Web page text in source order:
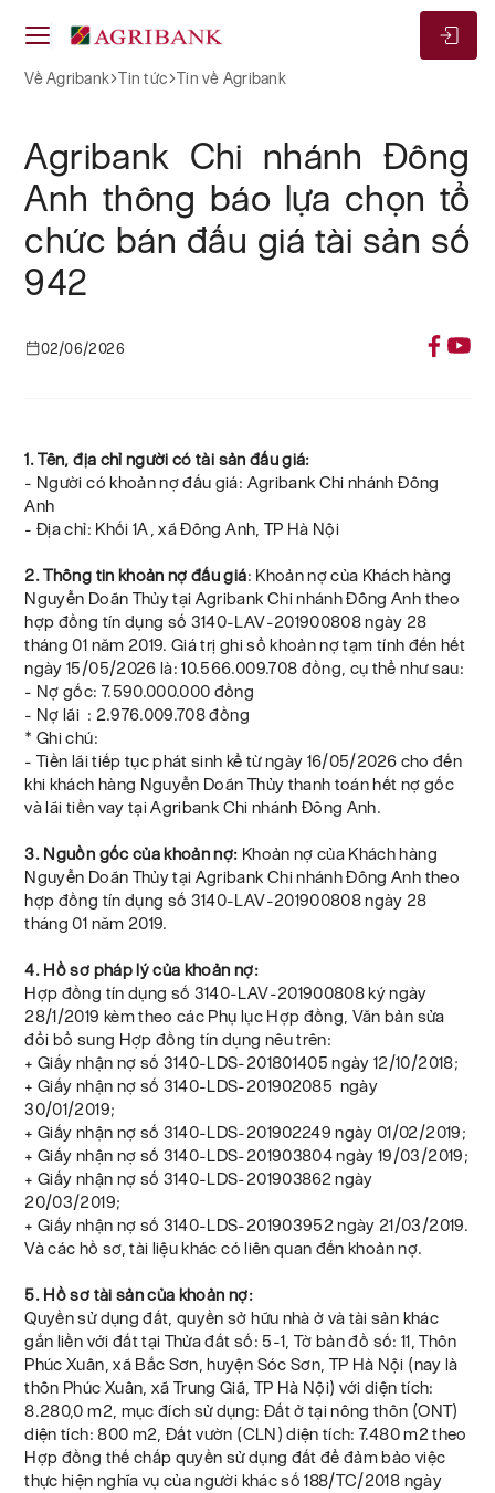
Về Agribank Tin tức Tin về Agribank
Agribank Chi nhánh Đông
Anh thông báo lựa chọn tổ
chức bán đấu giá tài sản số
942
02/06/2026
1. Tên, địa chỉ người có tài sản đấu giá:
- Người có khoản nợ đấu giá: Agribank Chi nhánh Đông
Anh
- Địa chỉ: Khối 1A, xã Đông Anh, TP Hà Nội
2. Thông tin khoản nợ đấu giá: Khoản nợ của Khách hàng
Nguyễn Doãn Thủy tại Agribank Chi nhánh Đông Anh theo
hợp đồng tín dụng số 3140-LAV-201900808 ngày 28
tháng 01 năm 2019. Giá trị ghi sổ khoản nợ tạm tính đến hết
ngày 15/05/2026 là: 10.566.009.708 đồng, cụ thể như sau:
- Nợ gốc: 7.590.000.000 đồng
- Nợ lãi : 2.976.009.708 đồng
* Ghi chú:
- Tiền lãi tiếp tục phát sinh kể từ ngày 16/05/2026 cho đến
khi khách hàng Nguyễn Doãn Thủy thanh toán hết nợ gốc
và lãi tiền vay tại Agribank Chi nhánh Đông Anh.
3. Nguồn gốc của khoản nợ: Khoản nợ của Khách hàng
Nguyễn Doãn Thủy tại Agribank Chi nhánh Đông Anh theo
hợp đồng tín dụng số 3140-LAV-201900808 ngày 28
tháng 01 năm 2019.
4. Hồ sơ pháp lý của khoản nợ:
Hợp đồng tín dụng số 3140-LAV-201900808 ký ngày
28/1/2019 kèm theo các Phụ lục Hợp đồng, Văn bản sửa
đổi bổ sung Hợp đồng tín dụng nêu trên:
+ Giấy nhận nợ số 3140-LDS-201801405 ngày 12/10/2018;
+ Giấy nhận nợ số 3140-LDS-201902085 ngày
30/01/2019;
+ Giấy nhận nợ số 3140-LDS-201902249 ngày 01/02/2019;
+ Giấy nhận nợ số 3140-LDS-201903804 ngày 19/03/2019;
+ Giấy nhận nợ số 3140-LDS-201903862 ngày
20/03/2019;
+ Giấy nhận nợ số 3140-LDS-201903952 ngày 21/03/2019.
Và các hồ sơ, tài liệu khác có liên quan đến khoản nợ.
5. Hồ sơ tài sản của khoản nợ:
Quyền sử dụng đất, quyền sở hữu nhà ở và tài sản khác
gắn liền với đất tại Thửa đất số: 5-1, Tờ bản đồ số: 11, Thôn
Phúc Xuân, xã Bắc Sơn, huyện Sóc Sơn, TP Hà Nội (nay là
thôn Phúc Xuân, xã Trung Giã, TP Hà Nội) với diện tích:
8.280,0 m2, mục đích sử dụng: Đất ở tại nông thôn (ONT)
diện tích: 800 m2, Đất vườn (CLN) diện tích: 7.480 m2 theo
Hợp đồng thế chấp quyền sử dụng đất để đảm bảo việc
thực hiện nghĩa vụ của người khác số 188/TC/2018 ngày